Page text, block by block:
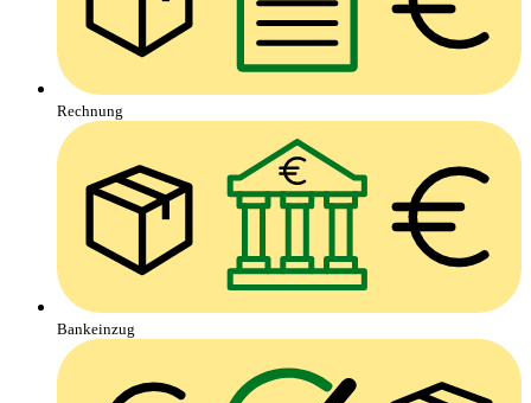
Rechnung
Bankeinzug